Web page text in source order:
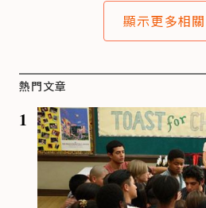
顯示更多相
熱門文章
1